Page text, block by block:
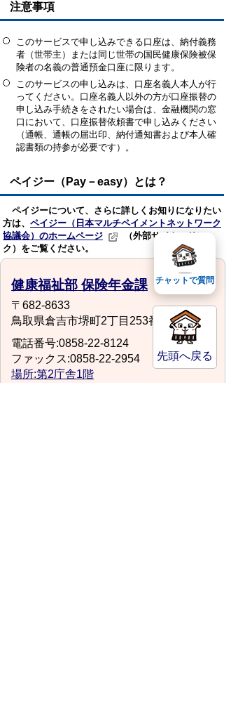
注意事項
このサービスで申し込みできる口座は、納付義務
者（世帯主）または同じ世帯の国民健康保険被保
険者の名義の普通預金口座に限ります。
このサービスの申し込みは、口座名義人本人が行
ってください。口座名義人以外の方が口座振替の
申し込み手続きをされたい場合は、金融機関の窓
口において、口座振替依頼書で申し込みください
（通帳、通帳の届出印、納付通知書および本人確
認書類の持参が必要です）。
ペイジー（Pay－easy）とは？
ペイジーについて、さらに詳しくお知りになりたい
方は、 ペイジー（日本マルチペイメントネットワーク
協議会）のホームページ
（外部サイトへリン
ク）をご覧ください。
健康福祉部 保険年金課
〒682-8633
鳥取県倉吉市堺町2丁目253番地1
電話番号:0858-22-8124
ファックス:0858-22-2954
場所:第2庁舎1階
先頭へ戻る
チャットで質問